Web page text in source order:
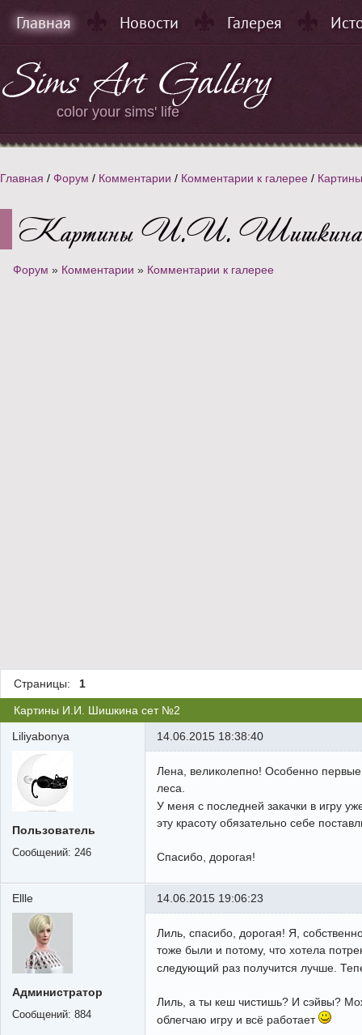
Главная Новости Галерея
color your sims' life
Главная / Форум / Комментарии / Комментарии к галерее /
Картины И.И.
Форум » Комментарии » Комментарии к галерее
Страницы: 1
Картины И.И. Шишкина сет №2
Liliyabonya
Пользователь
Сообщений: 246
14.06.2015 18:38:40
Лена, великолепно! Особенно первые
леса.
У меня с последней закачки в игру
эту красоту обязательно себе
Спасибо, дорогая!
Ellle
Администратор
Сообщений: 884
14.06.2015 19:06:23
Лиль, спасибо, дорогая! Я,
тоже были и потому, что хотела
следующий раз получится лучше.
Лиль, а ты кеш чистишь? И сэйвы?
облегчаю игру и всё работает